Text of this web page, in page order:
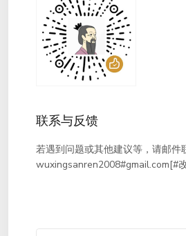
联系与反馈
若遇到问题或其他建议等，请邮件
wuxingsanren2008#gmail.com[#